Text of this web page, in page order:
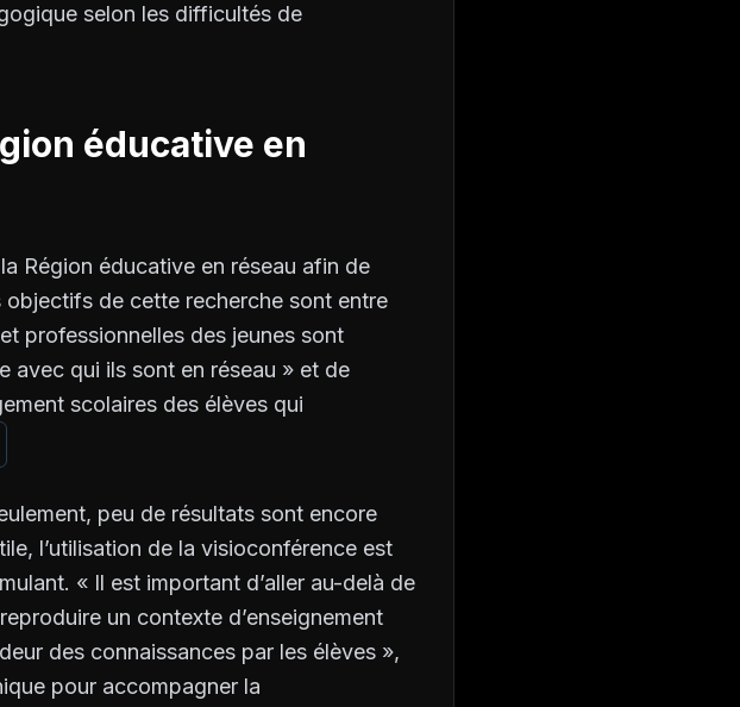
selon les difficultés de
éducative en
Région éducative en réseau afin de
objectifs de cette recherche sont entre
professionnelles des jeunes sont
avec qui ils sont en réseau » et de
scolaires des élèves qui
peu de résultats sont encore
l’utilisation de la visioconférence est
« Il est important d’aller au-delà de
un contexte d’enseignement
des connaissances par les élèves »,
pour accompagner la